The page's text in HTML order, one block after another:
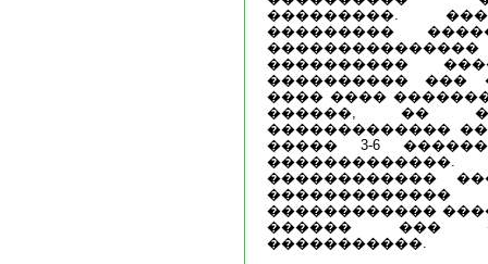
���������.
���������
����������
���������� ���
���� ����
������, ��
�������������
����� 3-6
������������
������������
������ ���
�����������.